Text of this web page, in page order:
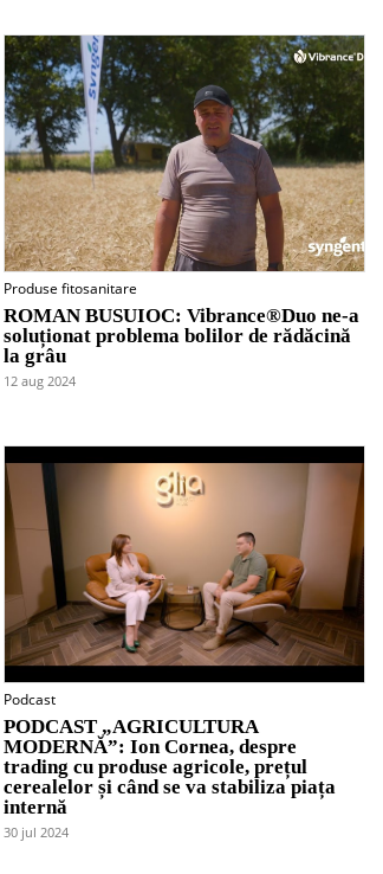
Produse fitosanitare
ROMAN BUSUIOC: Vibrance®Duo ne-a
soluționat problema bolilor de rădăcină
la grâu
12 aug 2024
Podcast
PODCAST „AGRICULTURA
MODERNĂ”: Ion Cornea, despre
trading cu produse agricole, prețul
cerealelor și când se va stabiliza piața
internă
30 jul 2024